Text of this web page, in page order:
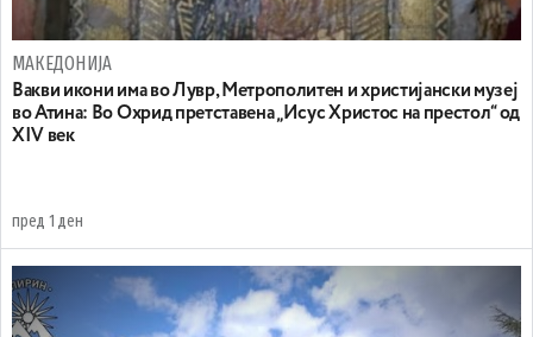
МАКЕДОНИЈА
Вакви икони има во Лувр, Метрополитен и христијански музеј
во Атина: Во Охрид претставена „Исус Христос на престол“ од
XIV век
пред 1 ден